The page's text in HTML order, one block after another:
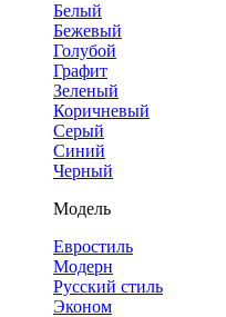
Белый
Бежевый
Голубой
Графит
Зеленый
Коричневый
Серый
Синий
Черный
Модель
Евростиль
Модерн
Русский стиль
Эконом